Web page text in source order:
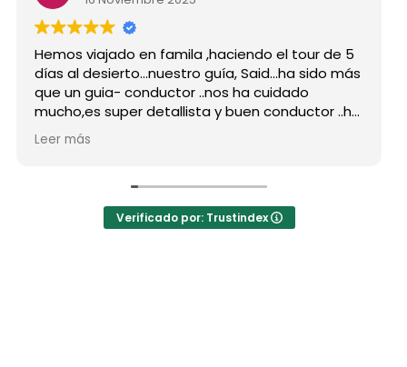
Hemos viajado en famila ,haciendo el tour de 5
días al desierto...nuestro guía, Said...ha sido más
que un guia- conductor ..nos ha cuidado
mucho,es super detallista y buen conductor ..ha
estado atento a todas nuestras peticiones y
nos ha enseñado muchos lugares
persona..Gracias Said.
En cuanto a la agencia,..súper agradecida a Mila
Leer más
Verificado por: Trustindex